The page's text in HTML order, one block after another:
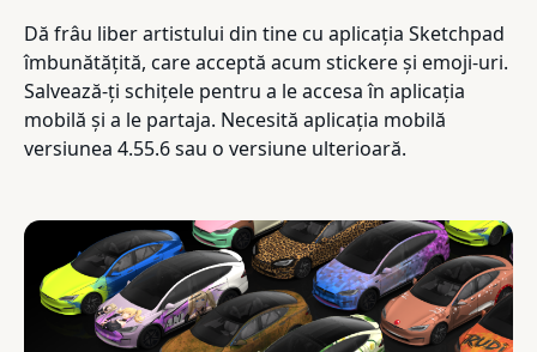
Dă frâu liber artistului din tine cu aplicația Sketchpad
îmbunătățită, care acceptă acum stickere și emoji-uri.
Salvează-ți schițele pentru a le accesa în aplicația
mobilă și a le partaja. Necesită aplicația mobilă
versiunea 4.55.6 sau o versiune ulterioară.